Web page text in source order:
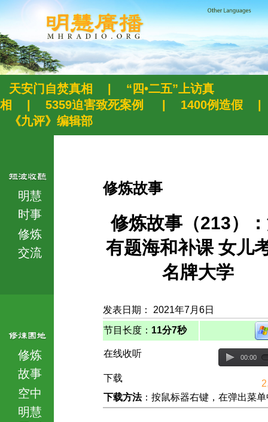
天安门自焚真相
“四•二五”上访真
相
5359迫害致死案例 1400例造假
《九评》编辑部
明慧
时事
修炼
交流
修炼
故事
空中
明慧
修炼故事
修炼故事（213）
有题海和补课 女儿
名牌大学
发表日期： 2021年7月6日
节目长度： 11分7秒
在线收听 00:00
下载
下载方法：按鼠标器右键，在弹出菜